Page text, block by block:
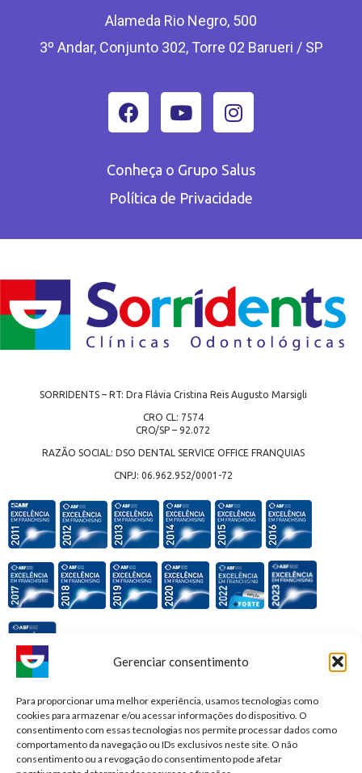
Gerenciar consentimento
Para proporcionar uma melhor experiência, usamos tecnologias como
cookies para armazenar e/ou acessar informações do dispositivo. O
consentimento com essas tecnologias nos permite processar dados como
comportamento da navegação ou IDs exclusivos neste site. O não
consentimento ou a revogação do consentimento pode afetar
Alameda Rio Negro, 500
3º Andar, Conjunto 302, Torre 02 Barueri / SP
Conheça o Grupo Salus
Política de Privacidade
SORRIDENTS – RT: Dra Flávia Cristina Reis Augusto Marsigli
CRO CL: 7574
CRO/SP – 92.072
RAZÃO SOCIAL: DSO DENTAL SERVICE OFFICE FRANQUIAS
CNPJ: 06.962.952/0001-72
Premiações e honrarias: